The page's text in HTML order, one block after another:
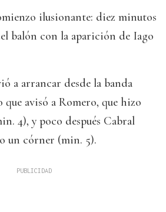
ilusionante: diez minutos
balón con la aparición de Iago
a arrancar desde la banda
avisó a Romero, que hizo
4), y poco después Cabral
un córner (min. 5).